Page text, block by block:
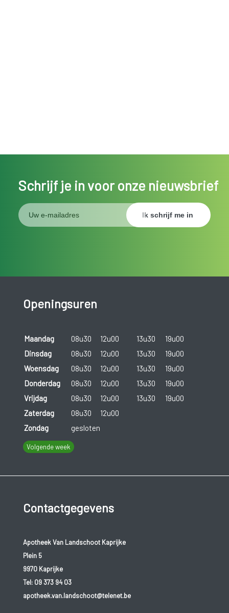
Schrijf je in voor onze nieuwsbrief
Openingsuren
Maandag 08u30 12u00 13u30
19u00
Dinsdag
08u30 12u00 13u30
19u00
Woensdag
08u30 12u00 13u30
19u00
Donderdag
08u30 12u00 13u30
19u00
Vrijdag
08u30 12u00 13u30
19u00
Zaterdag
08u30
12u00
Zondag
gesloten
Volgende week
Contactgegevens
Apotheek Van Landschoot Kaprijke
Plein 5
9970 Kaprijke
Tel: 09 373 94 03
apotheek.van.landschoot@telenet.be